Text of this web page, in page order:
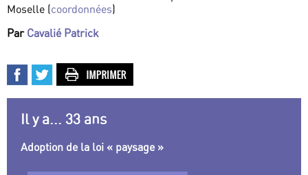
Moselle (coordonnées)
Par Cavalié Patrick
Il y a... 33 ans
Adoption de la loi « paysage »